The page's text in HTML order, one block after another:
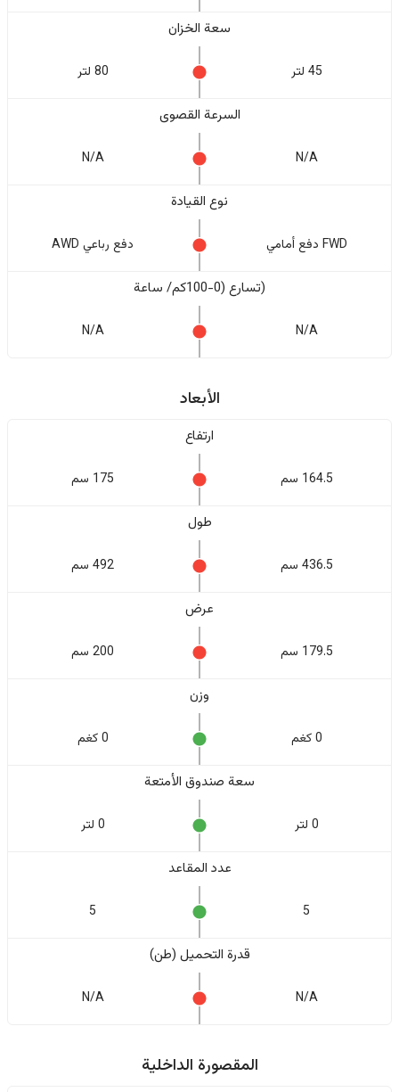
سعة الخزان
45 لتر 80 لتر
السرعة القصوى
N/A
N/A
نوع القيادة
FWD دفع أمامي دفع رباعي AWD
(تسارع (0-100كم/ ساعة
N/A
N/A
الأبعاد
ارتفاع
164.5 سم 175 سم
طول
436.5 سم 492 سم
عرض
179.5 سم 200 سم
وزن
0 كغم 0 كغم
سعة صندوق الأمتعة
0 لتر 0 لتر
عدد المقاعد
5
5
قدرة التحميل (طن)
N/A
N/A
المقصورة الداخلية